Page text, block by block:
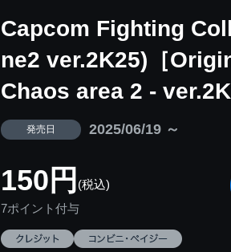
Capcom Fighting
ne2 ver.2K25)［
Chaos area 2 -
発売日 2025/06/19 ～
150円 (税込)
7ポイント付与